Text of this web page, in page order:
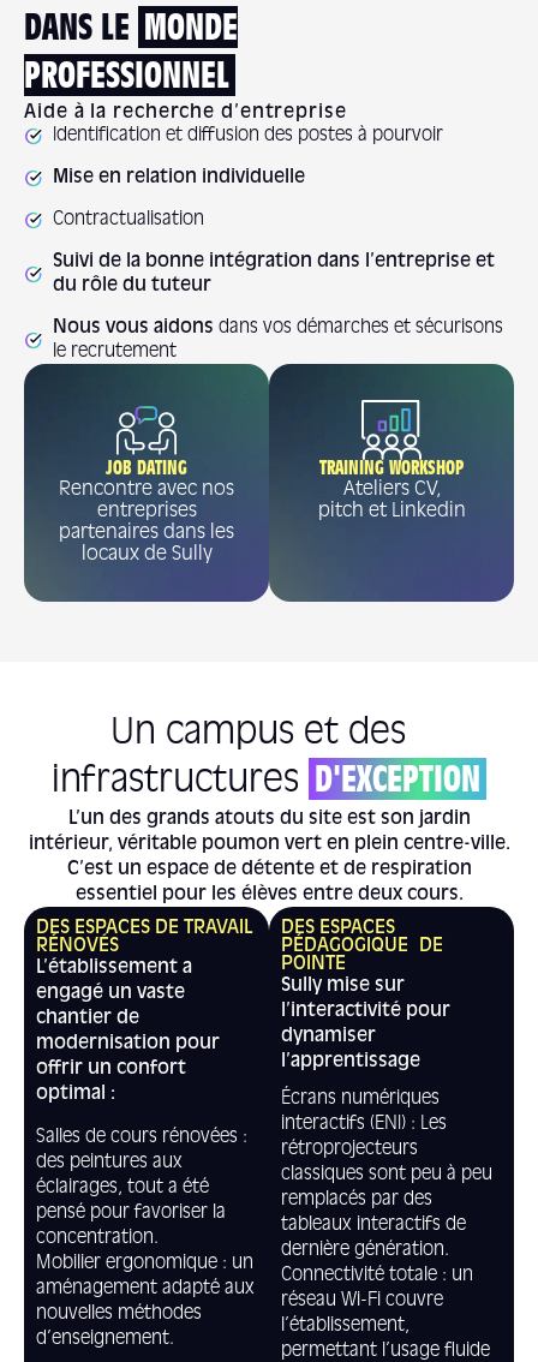
DANS LE MONDE
PROFESSIONNEL
Aide à la recherche d’entreprise
Identification et diffusion des postes à pourvoir
Mise en relation individuelle
Contractualisation
Suivi de la bonne intégration dans l’entreprise et
du rôle du tuteur
Nous vous aidons dans vos démarches et sécurisons
le recrutement
JOB DATING
Rencontre avec nos
entreprises
partenaires dans les
locaux de Sully
TRAINING WORKSHOP
Ateliers CV,
pitch et Linkedin
Un campus et des
infrastructures D'EXCEPTION
L’un des grands atouts du site est son jardin
intérieur, véritable poumon vert en plein centre-ville.
C’est un espace de détente et de respiration
essentiel pour les élèves entre deux cours.
DES ESPACES DE TRAVAIL
RÉNOVÉS
L’établissement a
engagé un vaste
chantier de
modernisation pour
offrir un confort
optimal :
Salles de cours rénovées :
des peintures aux
éclairages, tout a été
pensé pour favoriser la
concentration.
Mobilier ergonomique : un
aménagement adapté aux
nouvelles méthodes
d’enseignement.
DES ESPACES
PÉDAGOGIQUE DE
POINTE
Sully mise sur
l’interactivité pour
dynamiser
l’apprentissage
Écrans numériques
interactifs (ENI) : Les
rétroprojecteurs
classiques sont peu à peu
remplacés par des
tableaux interactifs de
dernière génération.
Connectivité totale : un
réseau Wi-Fi couvre
l’établissement,
permettant l’usage fluide